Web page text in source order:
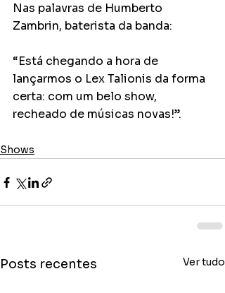
Nas palavras de Humberto
Zambrin, baterista da banda:
“Está chegando a hora de
lançarmos o Lex Talionis da forma
certa: com um belo show,
recheado de músicas novas!”.
Shows
Posts recentes Ver tudo